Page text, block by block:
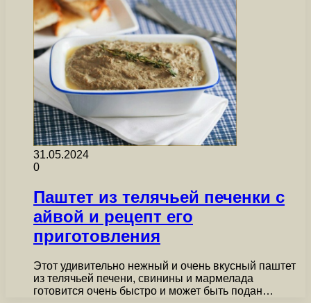
31.05.2024
0
Паштет из телячьей печенки с
айвой и рецепт его
приготовления
Этот удивительно нежный и очень вкусный паштет
из телячьей печени, свинины и мармелада
готовится очень быстро и может быть подан…